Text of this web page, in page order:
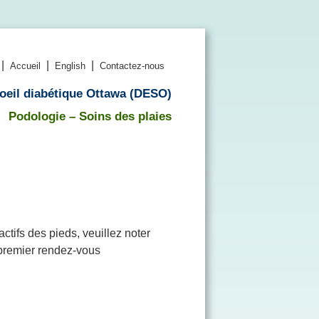
Accueil English Contactez-nous
diabétique Ottawa (DESO)
Podologie – Soins des plaies
des pieds, veuillez noter
rendez-vous